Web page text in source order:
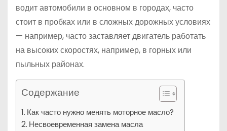
водит автомобили в основном в городах, часто
стоит в пробках или в сложных дорожных условиях
— например, часто заставляет двигатель работать
на высоких скоростях, например, в горных или
пыльных районах.
Содержание
Как часто нужно менять моторное масло?
Несвоевременная замена масла